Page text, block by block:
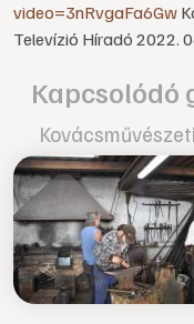
video=3nRvgaFa6Gw
Televízió Híradó 2022.
Kapcsolódó